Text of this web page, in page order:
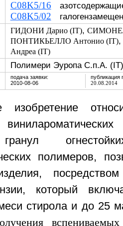
C08K5/16
C08K5/02
ГИДОНИ Дарио (IT),
ПОНТИКЬЕЛЛО Антонио (IT),
Андреа (IT)
Полимери Эуропа С.п.А. (IT)
подача заявки:
2010-08-06
публикация
20.08.2014
изобретение
полимеров,
который
стирола и до 25